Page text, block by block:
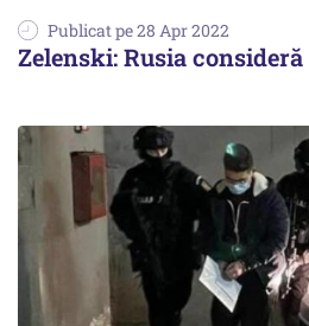
Publicat pe 28 Apr 2022
Zelenski: Rusia